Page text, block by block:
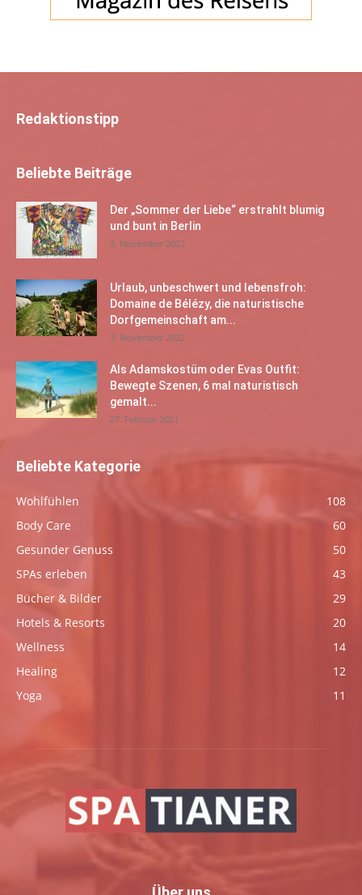
Redaktionstipp
Beliebte Beiträge
Der „Sommer der Liebe“ erstrahlt blumig
und bunt in Berlin
3. November 2022
Urlaub, unbeschwert und lebensfroh:
Domaine de Bélézy, die naturistische
Dorfgemeinschaft am...
3. November 2022
Als Adamskostüm oder Evas Outfit:
Bewegte Szenen, 6 mal naturistisch
gemalt...
27. Februar 2021
Beliebte Kategorie
Wohlfühlen
108
Body Care
60
Gesunder Genuss
50
SPAs erleben
43
Bücher & Bilder
29
Hotels & Resorts
20
Wellness
14
Healing
12
Yoga
11